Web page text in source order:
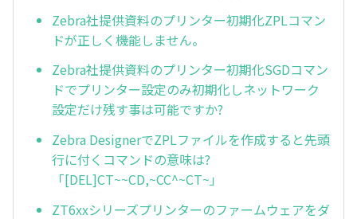
Zebra社提供資料のプリンター初期化ZPLコマン
ドが正しく機能しません。
Zebra社提供資料のプリンター初期化SGDコマン
ドでプリンター設定のみ初期化しネットワーク
設定だけ残す事は可能ですか?
Zebra DesignerでZPLファイルを作成すると先頭
行に付くコマンドの意味は?
「[DEL]CT~~CD,~CC^~CT~」
ZT6xxシリーズプリンターのファームウェアをダ